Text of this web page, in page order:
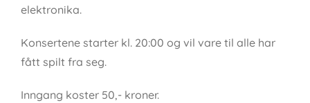
elektronika.
Konsertene starter kl. 20:00 og vil vare til alle har
fått spilt fra seg.
Inngang koster 50,- kroner.